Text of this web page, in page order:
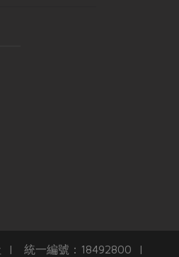
| 統一編號：18492800 |